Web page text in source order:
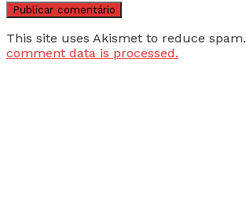
This site uses Akismet to reduce spam.
comment data is processed.